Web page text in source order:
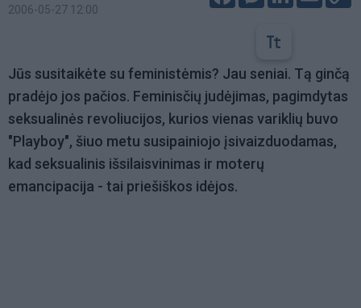
2006-05-27 12:00
Jūs susitaikėte su feministėmis? Jau seniai. Tą ginčą
pradėjo jos pačios. Feminisčių judėjimas, pagimdytas
seksualinės revoliucijos, kurios vienas variklių buvo
"Playboy", šiuo metu susipainiojo įsivaizduodamas,
kad seksualinis išsilaisvinimas ir moterų
emancipacija - tai priešiškos idėjos.